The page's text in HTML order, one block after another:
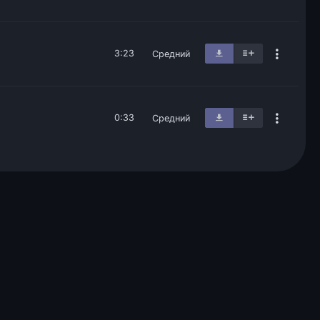
3:23 Средний
0:33 Средний